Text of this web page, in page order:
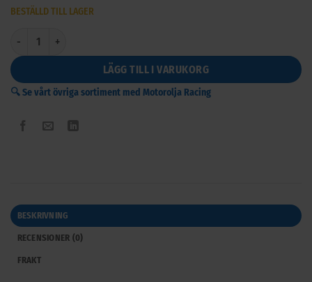
BESTÄLLD TILL LAGER
Champion PRO Racing 10W-60 - BMW M3 M5 mängd
LÄGG TILL I VARUKORG
🔍 Se vårt övriga sortiment med Motorolja Racing
BESKRIVNING
RECENSIONER (0)
FRAKT